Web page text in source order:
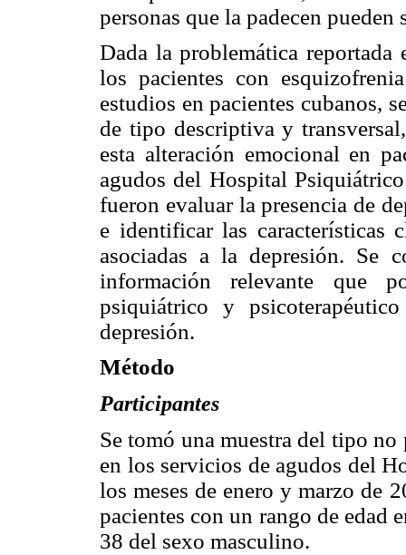
personas que la padecen pueden
Dada la problemática
los pacientes con
estudios en pacientes cubanos,
de tipo descriptiva y
esta alteración emocional en
agudos del Hospital
fueron evaluar la presencia de
e identificar las características
asociadas a la depresión. Se
información relevante que
psiquiátrico y
depresión.
Método
Participantes
Se tomó una muestra del tipo
en los servicios de agudos del
los meses de enero y marzo de
pacientes con un rango de edad
38 del sexo masculino.